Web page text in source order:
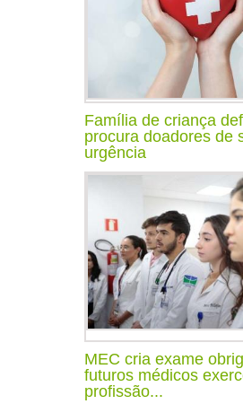
Família de criança
procura doadores de
urgência
MEC cria exame
futuros médicos
profissão...